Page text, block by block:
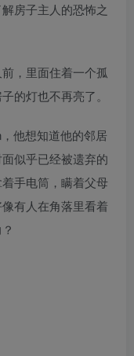
房子主人的恐怖之
，里面住着一个孤
的灯也不再亮了。
他想知道他的邻居
似乎已经被遗弃的
手电筒，瞒着父母
有人在角落里看着